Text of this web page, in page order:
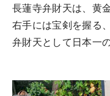
長蓮寺弁財天は、黄
右手には宝剣を握る
弁財天として日本一